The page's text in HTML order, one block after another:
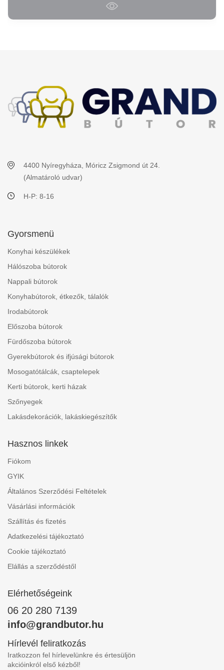
4400 Nyíregyháza, Móricz Zsigmond út 24.
(Almatároló udvar)
H-P: 8-16
Gyorsmenü
Konyhai készülékek
Hálószoba bútorok
Nappali bútorok
Konyhabútorok, étkezők, tálalók
Irodabútorok
Előszoba bútorok
Fürdőszoba bútorok
Gyerekbútorok és ifjúsági bútorok
Mosogatótálcák, csaptelepek
Kerti bútorok, kerti házak
Szőnyegek
Lakásdekorációk, lakáskiegészítők
Hasznos linkek
Fiókom
GYIK
Általános Szerződési Feltételek
Vásárlási információk
Szállítás és fizetés
Adatkezelési tájékoztató
Cookie tájékoztató
Elállás a szerződéstől
Elérhetőségeink
06 20 280 7139
info@grandbutor.hu
Hírlevél feliratkozás
Iratkozzon fel hírlevelünkre és értesüljön
akcióinkról első kézből!